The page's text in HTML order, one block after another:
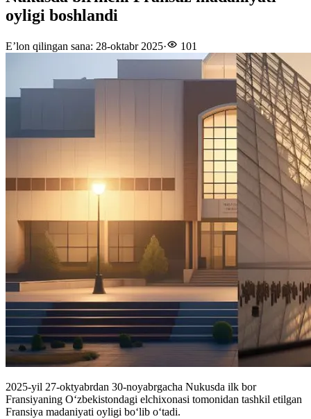
oyligi boshlandi
E’lon qilingan sana: 28-oktabr 2025· 101
2025-yil 27-oktyabrdan 30-noyabrgacha Nukusda ilk bor
Fransiyaning O‘zbekistondagi elchixonasi tomonidan tashkil etilgan
Fransiya madaniyati oyligi bo‘lib oʻtadi.